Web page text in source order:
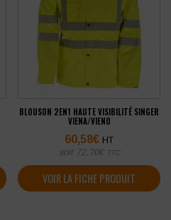
BLOUSON 2EN1 HAUTE VISIBILITÉ SINGER
VIENA/VIENO
60,58€ HT
soit 72,70€ TTC
VOIR LA FICHE PRODUIT